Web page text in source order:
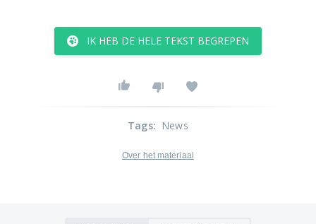
IK HEB DE HELE TEKST BEGREPEN
Tags: News
Over het materiaal